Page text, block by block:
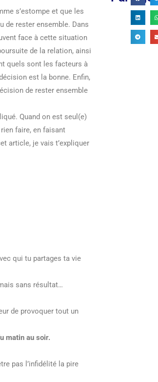
s’estompe et que les
de rester ensemble. Dans
face à cette situation
de la relation, ainsi
quels sont les facteurs à
est la bonne. Enfin,
de rester ensemble
Quand on est seul(e)
faire, en faisant
article, je vais t’expliquer
qui tu partages ta vie
sans résultat…
de provoquer tout un
matin au soir.
pas l’infidélité la pire
MENU RÉGIME
MÉDITERRANÉEN :
SIMPLE
SUR 7...
GLUTEN DANS LE
FAUT...
31/07/2026